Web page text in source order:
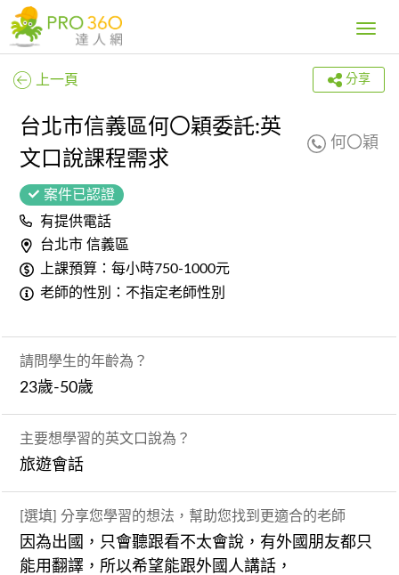
Toggle
上一頁 分享
台北市信義區何〇穎委託:英
文口說課程需求
何〇穎
案件已認證
有提供電話
台北市 信義區
上課預算：每小時750-1000元
老師的性別：不指定老師性別
請問學生的年齡為？
23歲-50歲
主要想學習的英文口說為？
旅遊會話
[選填] 分享您學習的想法，幫助您找到更適合的老師
因為出國，只會聽跟看不太會說，有外國朋友都只
能用翻譯，所以希望能跟外國人講話，